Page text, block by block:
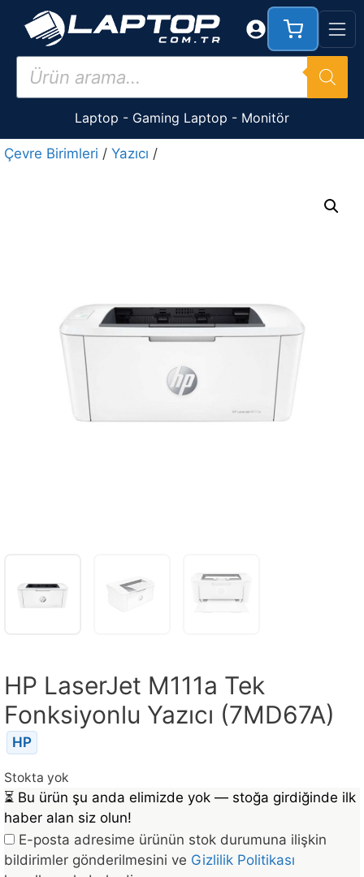
İçeriğe
Products
search
Laptop - Gaming Laptop - Monitör
Çevre Birimleri / Yazıcı /
HP LaserJet M111a Tek
Fonksiyonlu Yazıcı (7MD67A)
HP
Stokta yok
⏳ Bu ürün şu anda elimizde yok — stoğa girdiğinde ilk
haber alan siz olun!
E-posta adresime ürünün stok durumuna ilişkin
bildirimler gönderilmesini ve Gizlilik Politikası